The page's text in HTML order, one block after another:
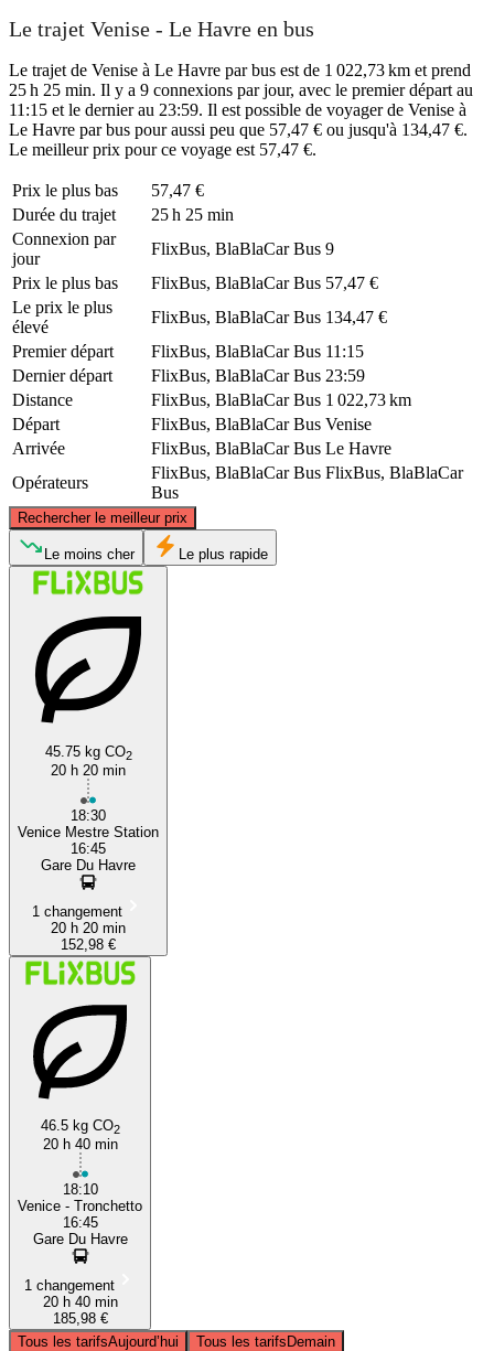
Le trajet Venise - Le Havre en bus
Le trajet de Venise à Le Havre par bus est de 1 022,73 km et prend
25 h 25 min. Il y a 9 connexions par jour, avec le premier départ au
11:15 et le dernier au 23:59. Il est possible de voyager de Venise à
Le Havre par bus pour aussi peu que 57,47 € ou jusqu'à 134,47 €.
Le meilleur prix pour ce voyage est 57,47 €.
Prix ​​le plus bas
57,47 €
Durée du trajet
25 h 25 min
Connexion par
jour
FlixBus, BlaBlaCar Bus 9
Prix ​​le plus bas
FlixBus, BlaBlaCar Bus 57,47 €
Le prix le plus
élevé
FlixBus, BlaBlaCar Bus 134,47 €
Premier départ
FlixBus, BlaBlaCar Bus 11:15
Dernier départ
FlixBus, BlaBlaCar Bus 23:59
Distance
FlixBus, BlaBlaCar Bus 1 022,73 km
Départ
FlixBus, BlaBlaCar Bus Venise
Arrivée
FlixBus, BlaBlaCar Bus Le Havre
Opérateurs
FlixBus, BlaBlaCar Bus FlixBus, BlaBlaCar
Bus
Rechercher le meilleur prix
Le Havre
Le moins cher Le plus rapide
45.75 kg CO2
20 h 20 min
18:30
Venice Mestre Station
16:45
Gare Du Havre
1 changement
20 h 20 min
152,98 €
46.5 kg CO2
20 h 40 min
18:10
Venice - Tronchetto
16:45
Gare Du Havre
1 changement
20 h 40 min
185,98 €
Tous les tarifsAujourd’hui Tous les tarifsDemain